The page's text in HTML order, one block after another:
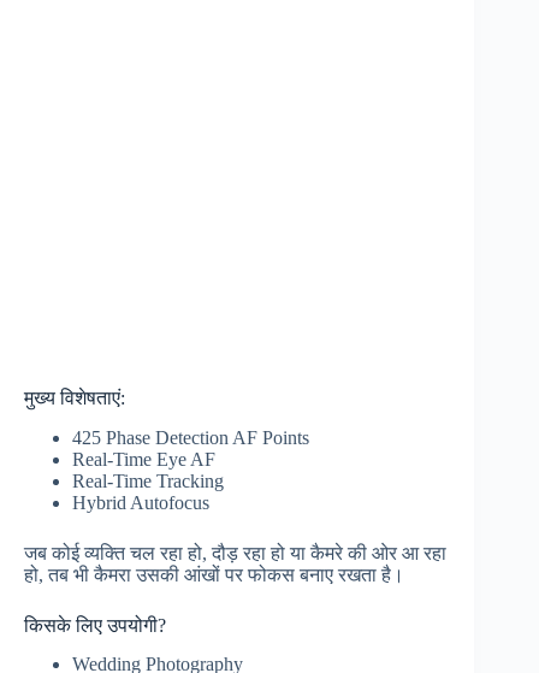
मुख्य विशेषताएं:
425 Phase Detection AF Points
Real-Time Eye AF
Real-Time Tracking
Hybrid Autofocus
जब कोई व्यक्ति चल रहा हो, दौड़ रहा हो या कैमरे की ओर आ रहा
हो, तब भी कैमरा उसकी आंखों पर फोकस बनाए रखता है।
किसके लिए उपयोगी?
Wedding Photography